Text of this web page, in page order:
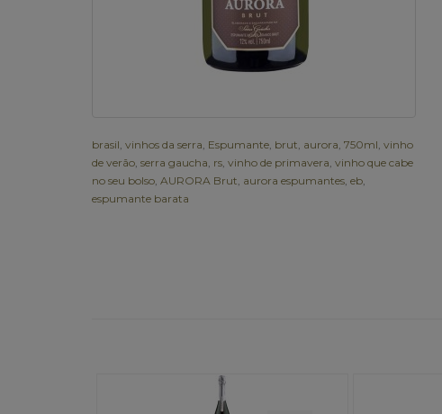
brasil vinhos da serra Espumante brut aurora 750ml vinho
de verão serra gaucha rs vinho de primavera vinho que cabe
no seu bolso AURORA Brut aurora espumantes eb
espumante barata